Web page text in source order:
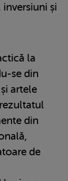
și
la
se din
artele
din
de